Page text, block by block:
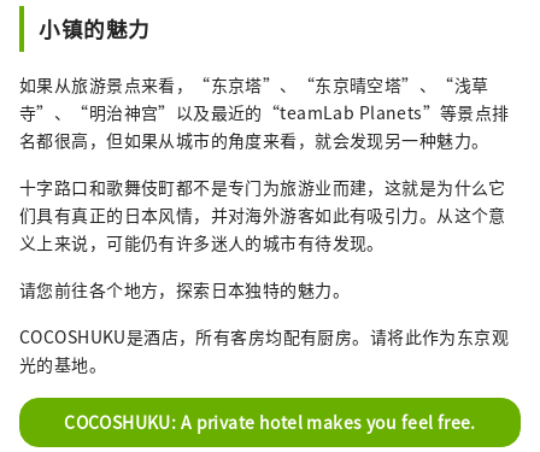
小镇的魅力
如果从旅游景点来看，“东京塔”、“东京晴空塔”、“浅草
寺”、“明治神宫”以及最近的“teamLab Planets”等景点排
名都很高，但如果从城市的角度来看，就会发现另一种魅力。
十字路口和歌舞伎町都不是专门为旅游业而建，这就是为什么它
们具有真正的日本风情，并对海外游客如此有吸引力。从这个意
义上来说，可能仍有许多迷人的城市有待发现。
请您前往各个地方，探索日本独特的魅力。
COCOSHUKU是酒店，所有客房均配有厨房。请将此作为东京观
光的基地。
COCOSHUKU: A private hotel makes you feel free.